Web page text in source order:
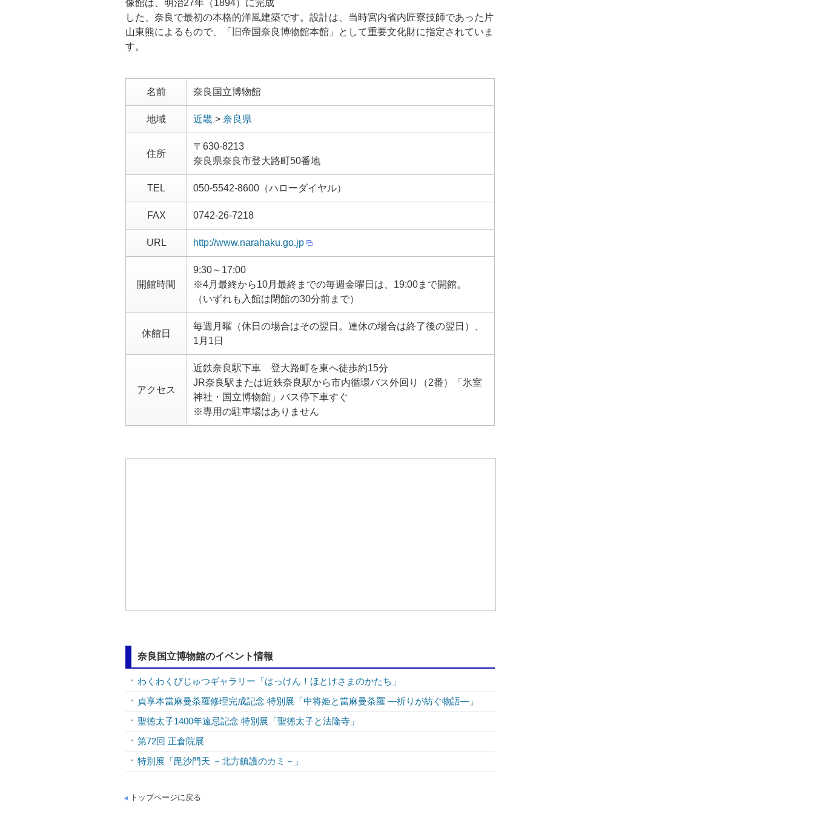
像館は、明治27年（1894）に完成
した、奈良で最初の本格的洋風建築です。設計は、当時宮内省内匠寮技師であった片
山東熊によるもので、「旧帝国奈良博物館本館」として重要文化財に指定されていま
す。
名前 奈良国立博物館
地域 近畿 > 奈良県
住所
〒630-8213
奈良県奈良市登大路町50番地
TEL 050-5542-8600（ハローダイヤル）
FAX 0742-26-7218
URL http://www.narahaku.go.jp
開館時間
9:30～17:00
※4月最終から10月最終までの毎週金曜日は、19:00まで開館。
（いずれも入館は閉館の30分前まで）
休館日
毎週月曜（休日の場合はその翌日。連休の場合は終了後の翌日）、
1月1日
アクセス
近鉄奈良駅下車 登大路町を東へ徒歩約15分
JR奈良駅または近鉄奈良駅から市内循環バス外回り（2番）「氷室
神社・国立博物館」バス停下車すぐ
※専用の駐車場はありません
奈良国立博物館のイベント情報
わくわくびじゅつギャラリー「はっけん！ほとけさまのかたち」
貞享本當麻曼荼羅修理完成記念 特別展「中将姫と當麻曼荼羅 ―祈りが紡ぐ物語―」
聖徳太子1400年遠忌記念 特別展「聖徳太子と法隆寺」
第72回 正倉院展
特別展「毘沙門天 －北方鎮護のカミ－」
トップページに戻る